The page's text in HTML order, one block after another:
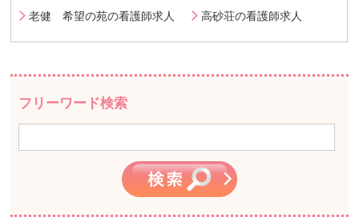
老健 希望の苑の看護師求人
高砂荘の看護師求人
フリーワード検索